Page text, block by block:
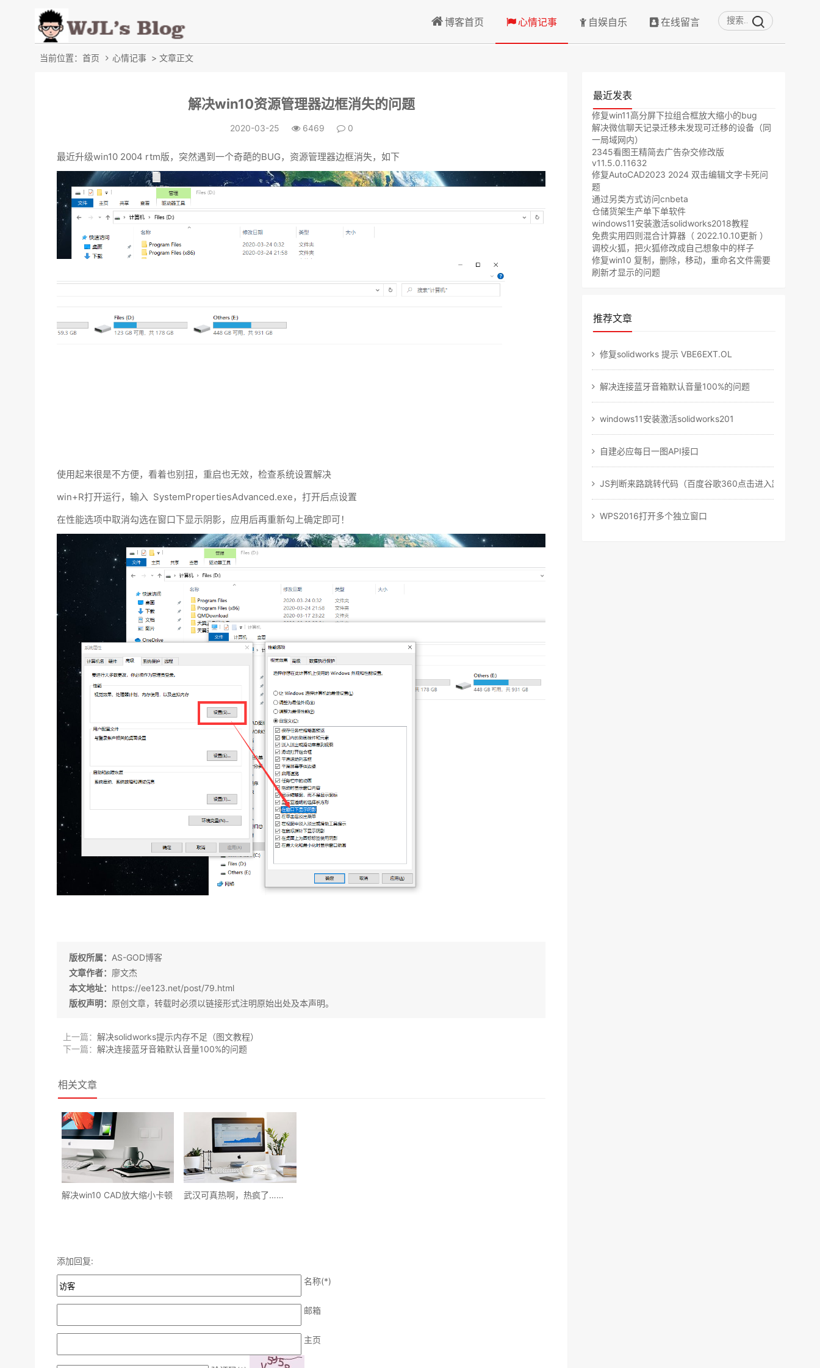
博客首页 心情记事 自娱自乐 在线留言
当前位置： 首页 心情记事 > 文章正文
解决win10资源管理器边框消失的问题
2020-03-25 6469 0
最近升级win10 2004 rtm版，突然遇到一个奇葩的BUG，资源管理器边框消失，如下
使用起来很是不方便，看着也别扭，重启也无效，检查系统设置解决
win+R打开运行，输入 SystemPropertiesAdvanced.exe，打开后点设置
在性能选项中取消勾选在窗口下显示阴影，应用后再重新勾上确定即可！
版权所属： AS-GOD博客
文章作者： 廖文杰
本文地址： https://ee123.net/post/79.html
版权声明： 原创文章，转载时必须以链接形式注明原始出处及本声明。
上一篇： 解决solidworks提示内存不足（图文教程）
下一篇： 解决连接蓝牙音箱默认音量100%的问题
相关文章
解决win10 CAD放大缩小卡顿 武汉可真热啊，热疯了……
添加回复:
名称(*)
邮箱
主页
最近发表
修复win11高分屏下拉组合框放大缩小的bug
解决微信聊天记录迁移未发现可迁移的设备（同
一局域网内）
2345看图王精简去广告杂交修改版
v11.5.0.11632
修复AutoCAD2023 2024 双击编辑文字卡死问
题
通过另类方式访问cnbeta
仓储货架生产单下单软件
windows11安装激活solidworks2018教程
免费实用四则混合计算器（ 2022.10.10更新 ）
调校火狐，把火狐修改成自己想象中的样子
修复win10 复制，删除，移动，重命名文件需要
刷新才显示的问题
推荐文章
修复solidworks 提示 VBE6EXT.OL
解决连接蓝牙音箱默认音量100%的问题
windows11安装激活solidworks201
自建必应每日一图API接口
JS判断来路跳转代码（百度谷歌360点击进入跳转，直
WPS2016打开多个独立窗口